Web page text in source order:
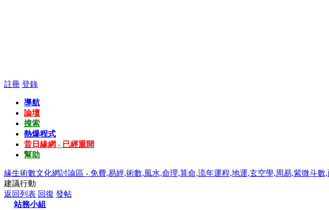
註冊 登錄
導航
論壇
搜索
熱爆程式
昔日緣網 - 已經重開
幫助
緣生術數文化網討論區 - 免費,易經,術數,風水,命理,算命,流年運程,地運,玄空學,周易,紫微斗
建議行動
返回列表 回復 發帖
站務小組